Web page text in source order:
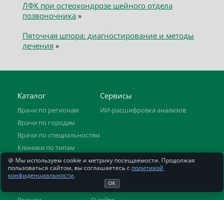
ЛФК при остеохондрозе шейного отдела
позвоночника»
Пяточная шпора: диагностирование и методы
лечения »
Каталог
Врачи по регионам
Врачи по городам
Врачи по специальностям
Клиники по типам
Медицинские услуги
Полезно знать
Сервисы
ИИ-расшифровка анализов
О проекте
🍪 Мы используем cookie и метрику посещаемости. Продолжая
пользоваться сайтом, вы соглашаетесь с политикой
конфиденциальности.
ОК